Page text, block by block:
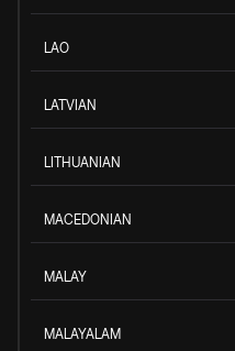
LAO
LATVIAN
LITHUANIAN
MACEDONIAN
MALAY
MALAYALAM